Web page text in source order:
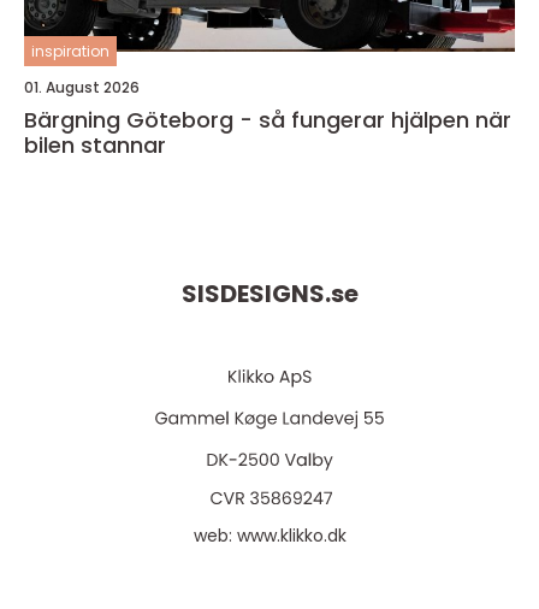
inspiration
01. August 2026
Bärgning Göteborg - så fungerar hjälpen när
bilen stannar
SISDESIGNS.se
web: www.klikko.dk